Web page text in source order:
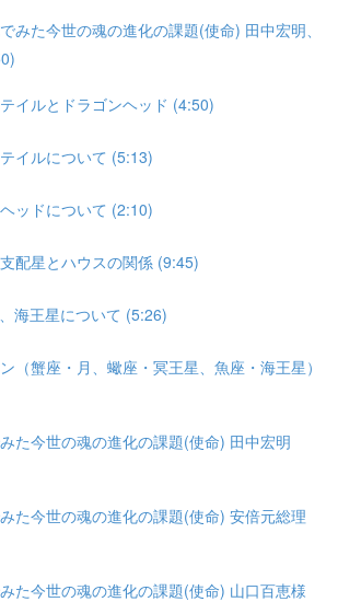
みた今世の魂の進化の課題(使命) 田中宏明、
イルとドラゴンヘッド (4:50)
イルについて (5:13)
ッドについて (2:10)
配星とハウスの関係 (9:45)
海王星について (5:26)
（蟹座・月、蠍座・冥王星、魚座・海王星）
た今世の魂の進化の課題(使命) 田中宏明
た今世の魂の進化の課題(使命) 安倍元総理
た今世の魂の進化の課題(使命) 山口百恵様